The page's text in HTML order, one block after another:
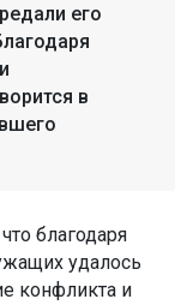
его
в
благодаря
удалось
конфликта и